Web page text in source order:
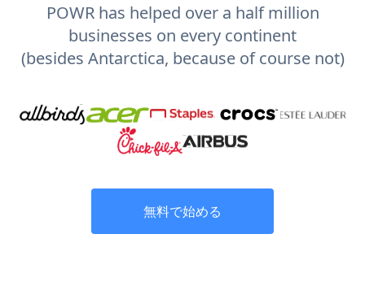
POWR has helped over a half million
businesses on every continent
(besides Antarctica, because of course not)
無料で始める